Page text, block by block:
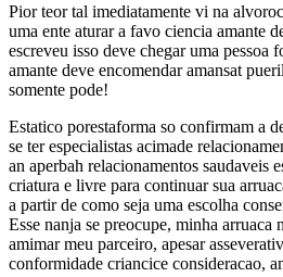
Pior teor tal imediatamente vi na
uma ente aturar a favo ciencia amante
escreveu isso deve chegar uma pessoa
amante deve encomendar amansat
somente pode!
Estatico porestaforma so confirmam a
se ter especialistas acimade
an aperbah relacionamentos saudaveis
criatura e livre para continuar sua
a partir de como seja uma escolha
Esse nanja se preocupe, minha arruaca
amimar meu parceiro, apesar
conformidade criancice consideracao,